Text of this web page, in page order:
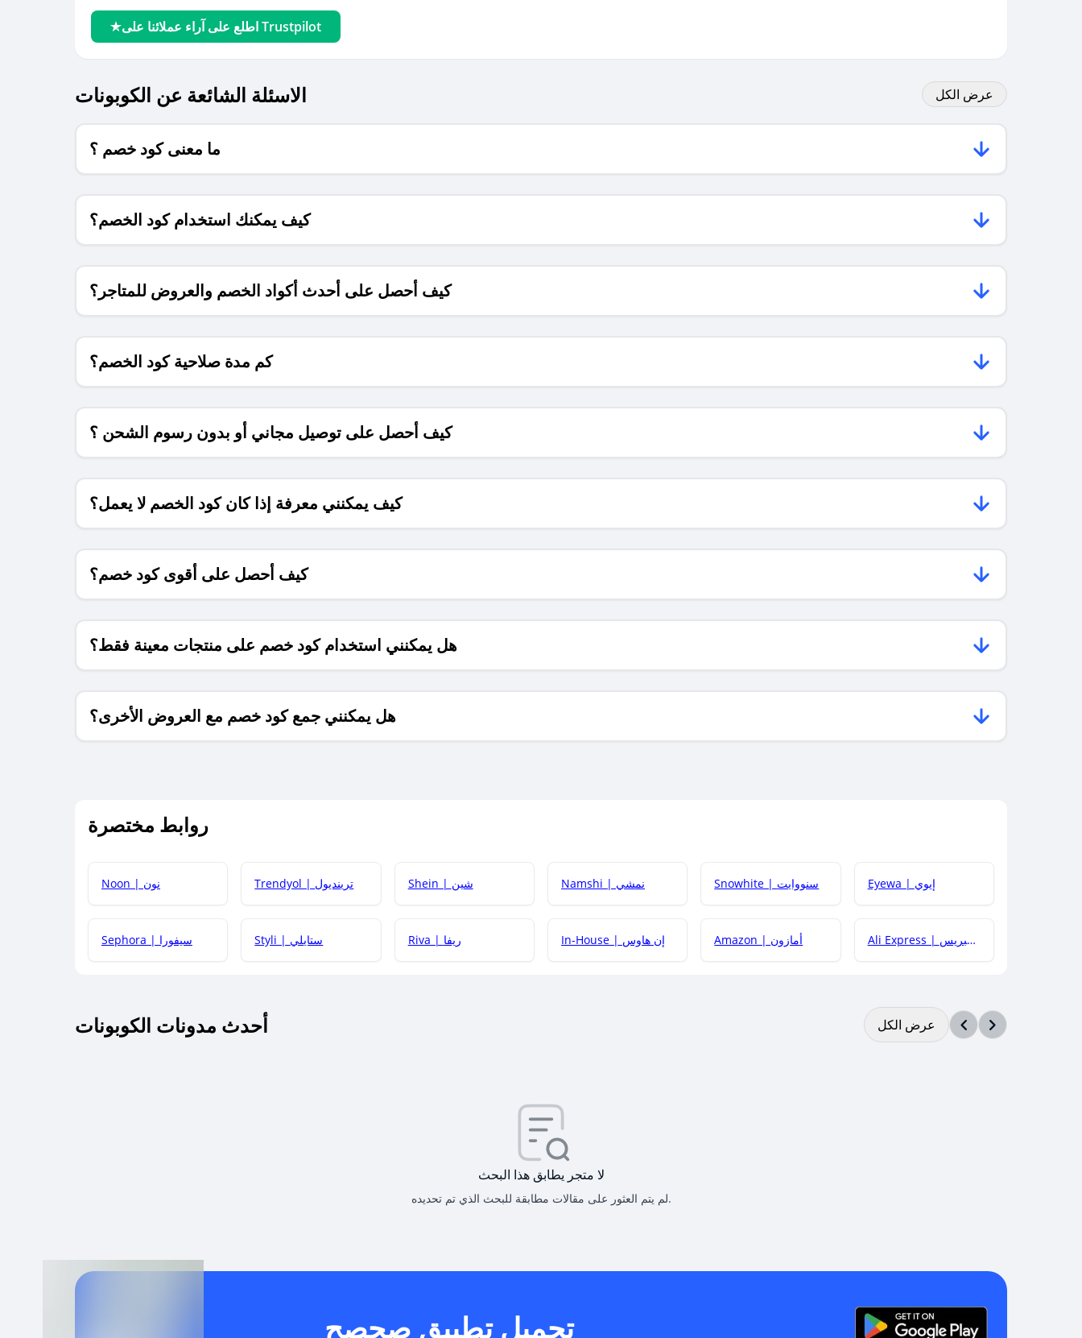
اطلع على آراء عملائنا على Trustpilot
الاسئلة الشائعة عن الكوبونات عرض الكل
ما معنى كود خصم ؟
كيف يمكنك استخدام كود الخصم؟
كيف أحصل على أحدث أكواد الخصم والعروض للمتاجر؟
كم مدة صلاحية كود الخصم؟
كيف أحصل على توصيل مجاني أو بدون رسوم الشحن ؟
كيف يمكنني معرفة إذا كان كود الخصم لا يعمل؟
كيف أحصل على أقوى كود خصم؟
هل يمكنني استخدام كود خصم على منتجات معينة فقط؟
هل يمكنني جمع كود خصم مع العروض الأخرى؟
روابط مختصرة
Noon | نون Trendyol | ترينديول Shein | شين Namshi | نمشي Snowhite | سنووايت Eyewa | إيوي
Sephora | سيفورا Styli | ستايلي Riva | ريفا In-House | إن هاوس Amazon | أمازون Ali Express | علي إكسبريس
أحدث مدونات الكوبونات عرض الكل
لا متجر يطابق هذا البحث
لم يتم العثور على مقالات مطابقة للبحث الذي تم تحديده.
تحميل تطبيق صحصح